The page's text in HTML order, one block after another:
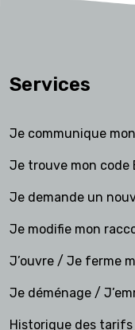
Services
Je communique
Je trouve mon code
Je demande un
Je modifie mon
J’ouvre / Je ferme
Je déménage /
Historique des tarifs